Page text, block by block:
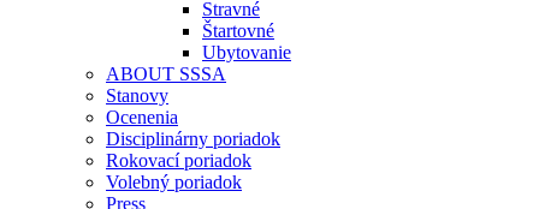
Stravné
Štartovné
Ubytovanie
ABOUT SSSA
Stanovy
Ocenenia
Disciplinárny poriadok
Rokovací poriadok
Volebný poriadok
Press